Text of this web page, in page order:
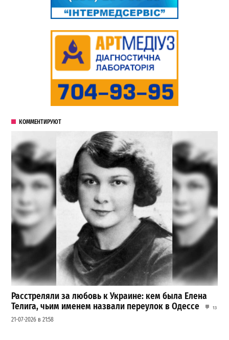
КОММЕНТИРУЮТ
Расстреляли за любовь к Украине: кем была Елена
Телига, чьим именем назвали переулок в Одессе
13
21-07-2026 в 21:58